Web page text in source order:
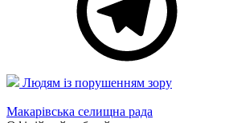
Людям із порушенням зору
Макарівська селищна рада